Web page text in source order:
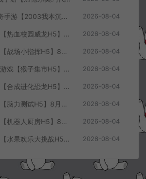
RED三端引擎传奇手游【2003我本沉默三职业】8月最新整理Win一键服务端+PC安卓+详细搭建教程 2026-08-04
三网H5格斗游戏【热血校园威龙H5】8月最新整理Linux手工服务端+Win一键服务端+解压即玩+简易安卓客户端+详细搭建教程 2026-08-04
三网H5射击游戏【战场小指挥H5】8月最新整理Linux手工服务端+Win一键服务端+解压即玩+简易安卓客户端+详细搭建教程 2026-08-04
三网H5模拟经营游戏【猴子集市H5】8月最新整理Linux手工服务端+Win一键服务端+解压即玩+简易安卓客户端+详细搭建教程 2026-08-04
三网H5休闲游戏【合成进化恐龙H5】8月最新整理Linux手工服务端+Win一键服务端+解压即玩+简易安卓客户端+详细搭建教程 2026-08-04
三网H5休闲游戏【脑力测试H5】8月最新整理Linux手工服务端+Win一键服务端+解压即玩+简易安卓客户端+详细搭建教程 2026-08-04
三网H5休闲游戏【机器人厨房H5】8月最新整理Linux手工服务端+Win一键服务端+解压即玩+简易安卓客户端+详细搭建教程 2026-08-04
三网H5休闲游戏【水果欢乐大挑战H5】8月最新整理Linux手工服务端+Win一键服务端+解压即玩+简易安卓客户端+详细搭建教程 2026-08-04